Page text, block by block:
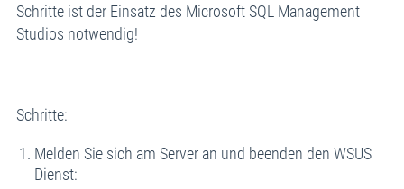
Schritte ist der Einsatz des Microsoft SQL Management
Studios notwendig!
Schritte:
Melden Sie sich am Server an und beenden den WSUS
Dienst: